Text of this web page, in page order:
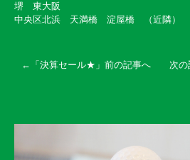
堺 東大阪
中央区北浜 天満橋 淀屋橋 （近隣）
←「 決算セール★ 」前の記事へ 次の